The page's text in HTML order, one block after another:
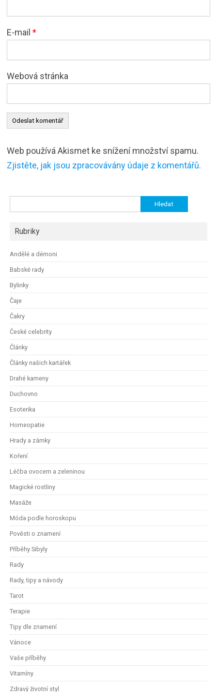
E-mail *
Webová stránka
Web používá Akismet ke snížení množství spamu.
Zjistěte, jak jsou zpracovávány údaje z komentářů.
Rubriky
Andělé a démoni
Babské rady
Bylinky
Čaje
Čakry
České celebrity
Články
Články našich kartářek
Drahé kameny
Duchovno
Esoterika
Homeopatie
Hrady a zámky
Koření
Léčba ovocem a zeleninou
Magické rostliny
Masáže
Móda podle horoskopu
Pověsti o znamení
Příběhy Sibyly
Rady
Rady, tipy a návody
Tarot
Terapie
Tipy dle znamení
Vánoce
Vaše příběhy
Vitamíny
Zdravý životní styl